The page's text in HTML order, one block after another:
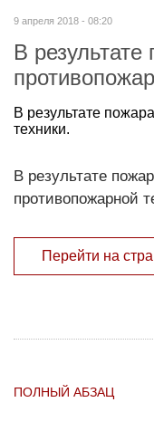
9 апреля 2018 - 08:20
В результате
В результате
техники.
В результате
противопожарной
Перейти на
ПОЛНЫЙ АБЗАЦ